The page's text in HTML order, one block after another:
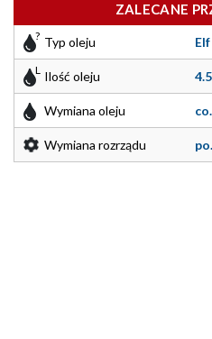
ZALECANE
Typ oleju
Ilość oleju
Wymiana oleju
Wymiana rozrządu